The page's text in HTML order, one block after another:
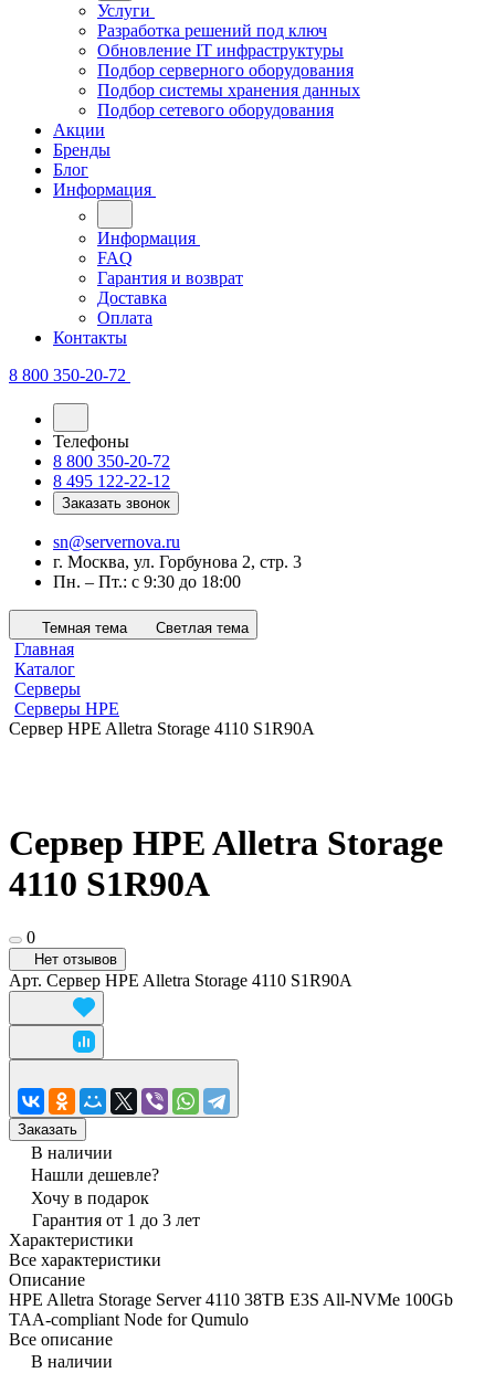
Услуги
Разработка решений под ключ
Обновление IT инфраструктуры
Подбор серверного оборудования
Подбор системы хранения данных
Подбор сетевого оборудования
Акции
Бренды
Блог
Информация
Информация
FAQ
Гарантия и возврат
Доставка
Оплата
Контакты
8 800 350-20-72
Телефоны
8 800 350-20-72
8 495 122-22-12
Заказать звонок
sn@servernova.ru
г. Москва, ул. Горбунова 2, стр. 3
Пн. – Пт.: с 9:30 до 18:00
Темная тема Светлая тема
Главная
Каталог
Серверы
Серверы HPE
Сервер HPE Alletra Storage 4110 S1R90A
Сервер HPE Alletra Storage
4110 S1R90A
0
Нет отзывов
Арт. Сервер HPE Alletra Storage 4110 S1R90A
Заказать
В наличии
Нашли дешевле?
Хочу в подарок
Гарантия от 1 до 3 лет
Характеристики
Все характеристики
Описание
HPE Alletra Storage Server 4110 38TB E3S All‑NVMe 100Gb
TAA‑compliant Node for Qumulo
Все описание
В наличии